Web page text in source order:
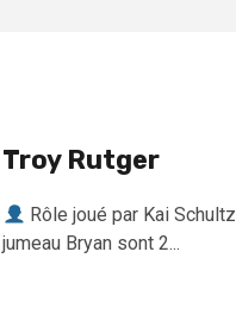
Troy Rutger
Rôle joué par Kai Schultz
jumeau Bryan sont 2...